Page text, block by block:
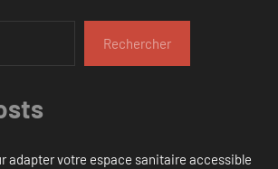
Rechercher
adapter votre espace sanitaire accessible